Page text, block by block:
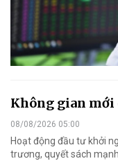
Không gian mới
08/08/2026 05:00
Hoạt động đầu tư khởi
trương, quyết sách